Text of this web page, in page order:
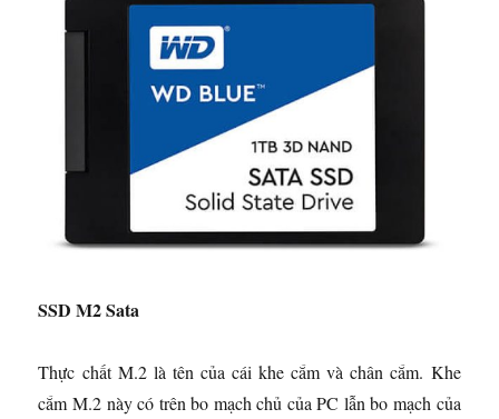
SSD M2 Sata
Thực chất M.2 là tên của cái khe cắm và chân cắm. Khe
cắm M.2 này có trên bo mạch chủ của PC lẫn bo mạch của